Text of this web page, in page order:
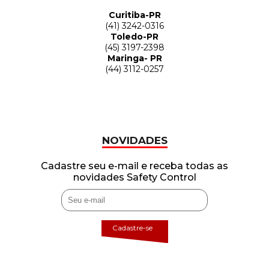
Curitiba-PR
(41) 3242-0316
Toledo-PR
(45) 3197-2398
Maringa- PR
(44) 3112-0257
NOVIDADES
Cadastre seu e-mail e receba todas as
novidades Safety Control
Cadastre-se